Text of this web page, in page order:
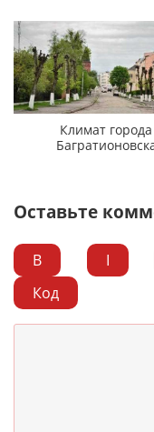
Климат города
Оставьте
B I
Код